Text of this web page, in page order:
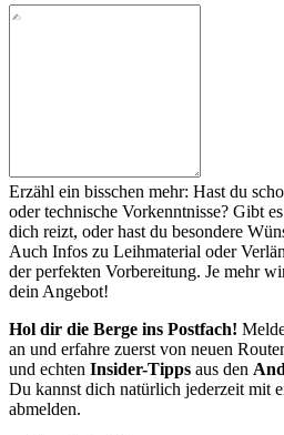
Erzähl ein bisschen mehr: Hast du
oder technische Vorkenntnisse? Gibt
dich reizt, oder hast du besondere
Auch Infos zu Leihmaterial oder
der perfekten Vorbereitung. Je mehr
dein Angebot!
Hol dir die Berge ins Postfach!
an und erfahre zuerst von neuen
und echten Insider-Tipps aus den
Du kannst dich natürlich jederzeit mit
abmelden.